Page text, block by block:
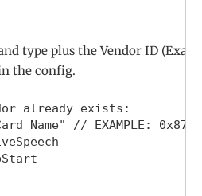
type plus the Vendor ID
the config.
already exists:
Name" // EXAMPLE: